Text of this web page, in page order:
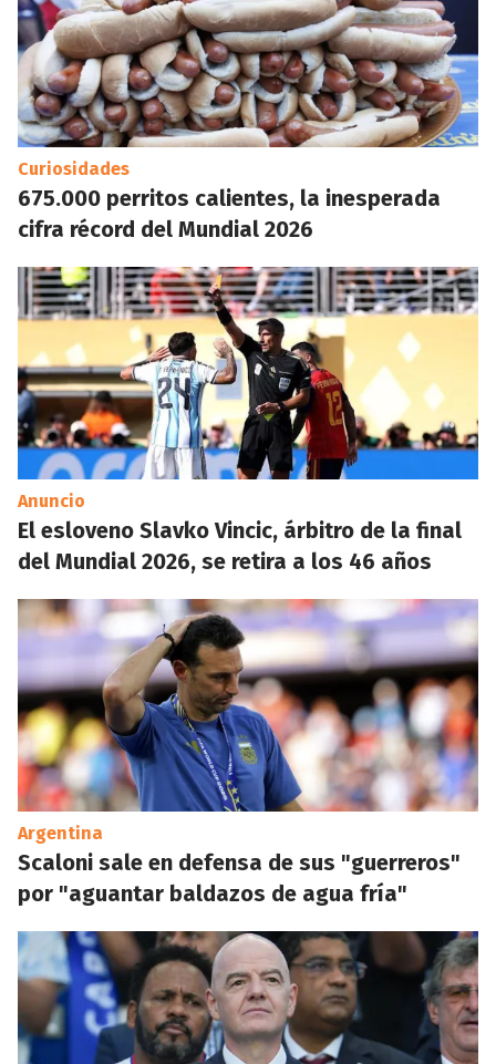
Curiosidades
675.000 perritos calientes, la inesperada
cifra récord del Mundial 2026
Anuncio
El esloveno Slavko Vincic, árbitro de la final
del Mundial 2026, se retira a los 46 años
Argentina
Scaloni sale en defensa de sus "guerreros"
por "aguantar baldazos de agua fría"